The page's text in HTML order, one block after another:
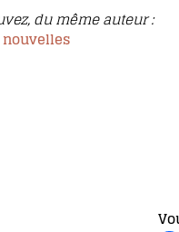
du même auteur :